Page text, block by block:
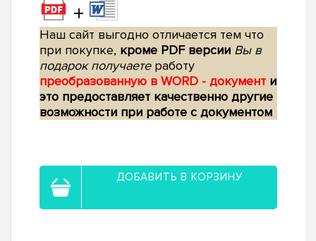
+
Наш сайт выгодно отличается тем что
при покупке, кроме PDF версии Вы в
подарок получаетеработу
преобразованную в WORD - документ и
это предоставляет качественно другие
возможности при работе с документом
ДОБАВИТЬ В КОРЗИНУ